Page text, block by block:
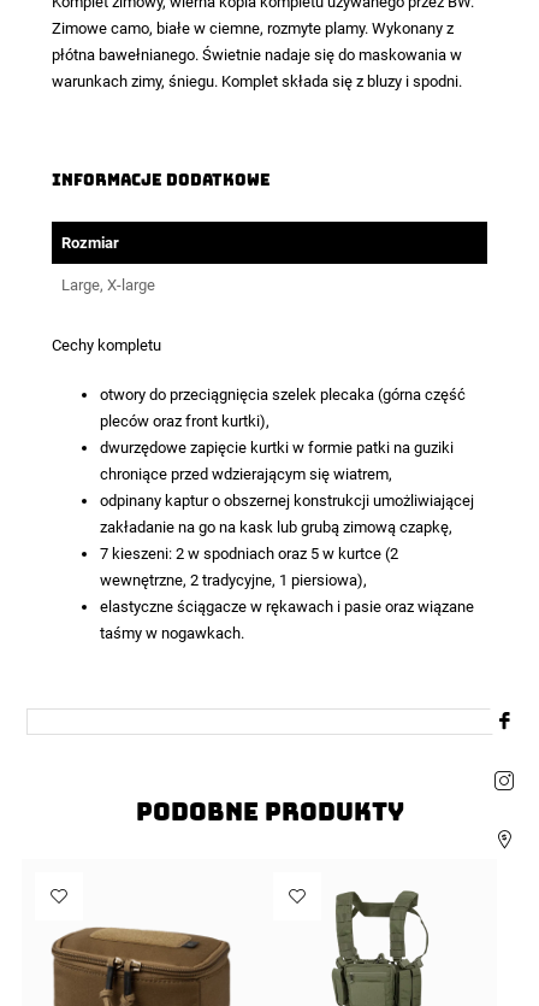
Zimowe camo, białe w ciemne, rozmyte plamy. Wykonany z
płótna bawełnianego. Świetnie nadaje się do maskowania w
warunkach zimy, śniegu. Komplet składa się z bluzy i spodni.
Informacje dodatkowe
Rozmiar
Large, X-large
Cechy kompletu
otwory do przeciągnięcia szelek plecaka (górna część
pleców oraz front kurtki),
dwurzędowe zapięcie kurtki w formie patki na guziki
chroniące przed wdzierającym się wiatrem,
odpinany kaptur o obszernej konstrukcji umożliwiającej
zakładanie na go na kask lub grubą zimową czapkę,
7 kieszeni: 2 w spodniach oraz 5 w kurtce (2
wewnętrzne, 2 tradycyjne, 1 piersiowa),
elastyczne ściągacze w rękawach i pasie oraz wiązane
taśmy w nogawkach.
Podobne produkty